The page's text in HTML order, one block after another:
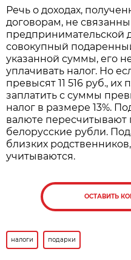
Речь о доходах,
договорам, не
предпринимательской
совокупный
указанной суммы, его
уплачивать налог. Но
превысят 11 516 руб.,
заплатить с суммы
налог в размере 13%.
валюте пересчитывают
белорусские рубли.
близких
учитываются.
ОСТАВИТЬ
налоги подарки